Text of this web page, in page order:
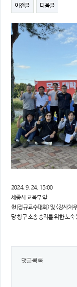
민주노총 및 본조소식
참여
자유게시판
이전글 다음글
2024. 9. 24. 15:00
세종시 교육부 앞
<비정규교수대회> 및 <강사처
당 청구 소송 승리를 위한 노숙
댓글목록